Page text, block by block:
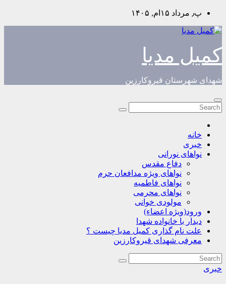
Skip
content
پ٫ مرداد ۱۵ام, ۱۴۰۵
کمیل مدیا
شهدای شهرستان قیروکارزین
خانه
خبری
نواهای نورانی
دفاع مقدس
نواهای ویژه مدافعان حرم
نواهای فاطمیه
نواهای محرمی
مولودی خوانی
ورود(ویژه اعضاء)
دیدار با خانواده شهدا
علت نام گذاری کمیل مدیا چیست ؟
معرفی شهدای قیروکارزین
خبری